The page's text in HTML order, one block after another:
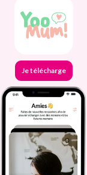
Je télécharge